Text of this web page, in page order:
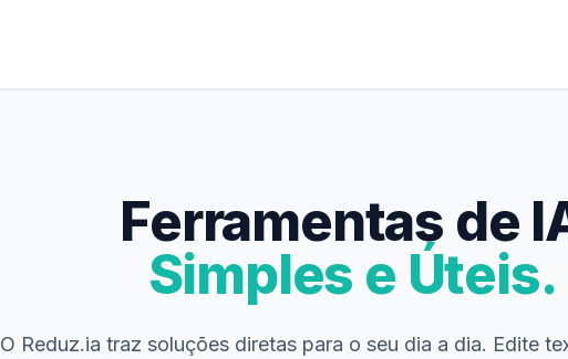
Ferramentas de
Simples e Úteis.
O Reduz.ia traz soluções diretas para o seu dia a dia. Edite